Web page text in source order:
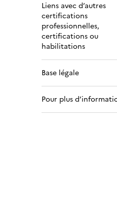
Liens avec d’autres
certifications
professionnelles,
certifications ou
habilitations
Base légale
Pour plus